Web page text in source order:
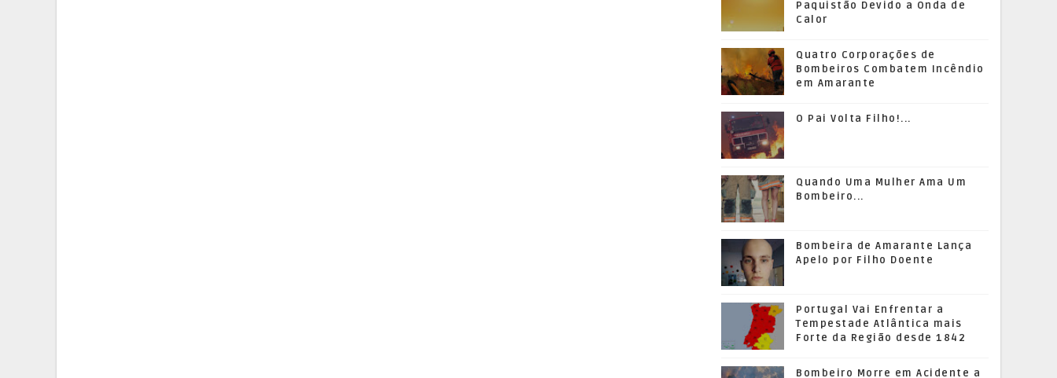
Paquistão Devido a Onda de
Calor
Quatro Corporações de
Bombeiros Combatem Incêndio
em Amarante
O Pai Volta Filho!...
Quando Uma Mulher Ama Um
Bombeiro...
Bombeira de Amarante Lança
Apelo por Filho Doente
Portugal Vai Enfrentar a
Tempestade Atlântica mais
Forte da Região desde 1842
Bombeiro Morre em Acidente a